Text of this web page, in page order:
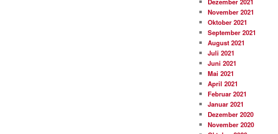
November 2021
Oktober 2021
September 2021
August 2021
Juli 2021
Juni 2021
Mai 2021
April 2021
Februar 2021
Januar 2021
Dezember 2020
November 2020